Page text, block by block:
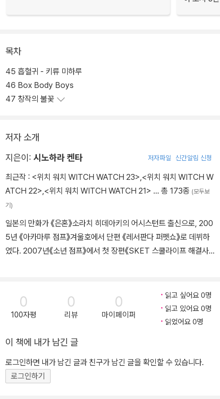
목차
45 흡혈귀 - 키류 미하루
46 Box Body Boys
47 창작의 불꽃
저자 소개
지은이: 시노하라 켄타 저자파일 신간알림 신청
최근작 : <위치 워치 WITCH WATCH 23>,<위치 워치 WITCH W
ATCH 22>,<위치 워치 WITCH WATCH 21> … 총 173종 (모두보
기)
일본의 만화가 《은혼》소라치 히데아키의 어시스턴트 출신으로, 200
5년 《아카마루 점프》겨울호에서 단편 《레서판다 퍼펫쇼》로 데뷔하
였다. 2007년《소년 점프》에서 첫 장편《SKET 스쿨라이프 해결사》
0
100자평
0
리뷰
0
마이페이퍼
읽고 싶어요 0명
읽고 있어요 0명
읽었어요 0명
이 책에 내가 남긴 글
로그인하면 내가 남긴 글과 친구가 남긴 글을 확인할 수 있습니다.
로그인하기